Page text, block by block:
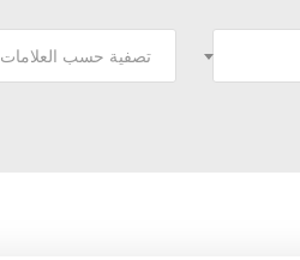
تصفية حسب العلامات